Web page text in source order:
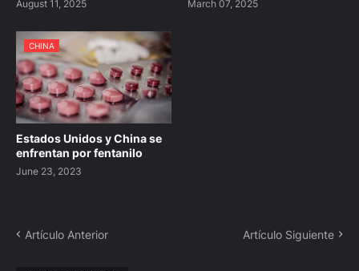
August 11, 2025 March 07, 2025
CHINA
Estados Unidos y China se
enfrentan por fentanilo
June 23, 2023
Artículo Anterior Artículo Siguiente